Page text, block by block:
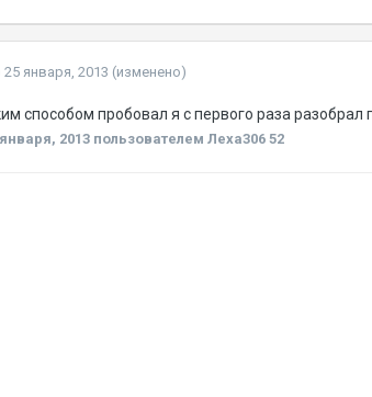
25 января, 2013 (изменено)
способом пробовал я с первого раза
2013 пользователем Леха306 52